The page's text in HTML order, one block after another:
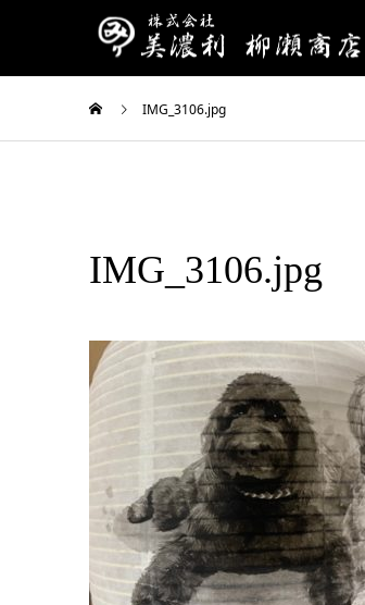
IMG_3106.jpg
IMG_3106.jpg